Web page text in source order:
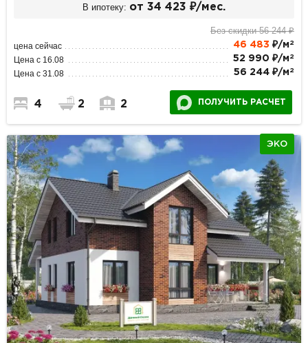
В ипотеку: от 34 423 ₽/мес.
Без скидки 56 244 ₽
цена сейчас 46 483 ₽/м 2
Цена с 16.08 52 990 ₽/м 2
Цена с 31.08 56 244 ₽/м 2
4 2 2 ПОЛУЧИТЬ РАСЧЕТ
ЭКО